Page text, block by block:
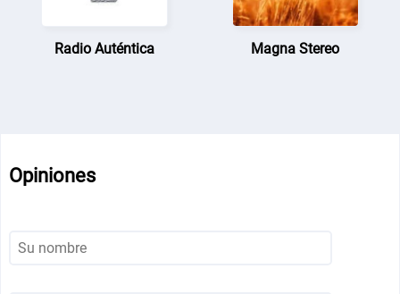
Radio Auténtica Magna Stereo
Opiniones